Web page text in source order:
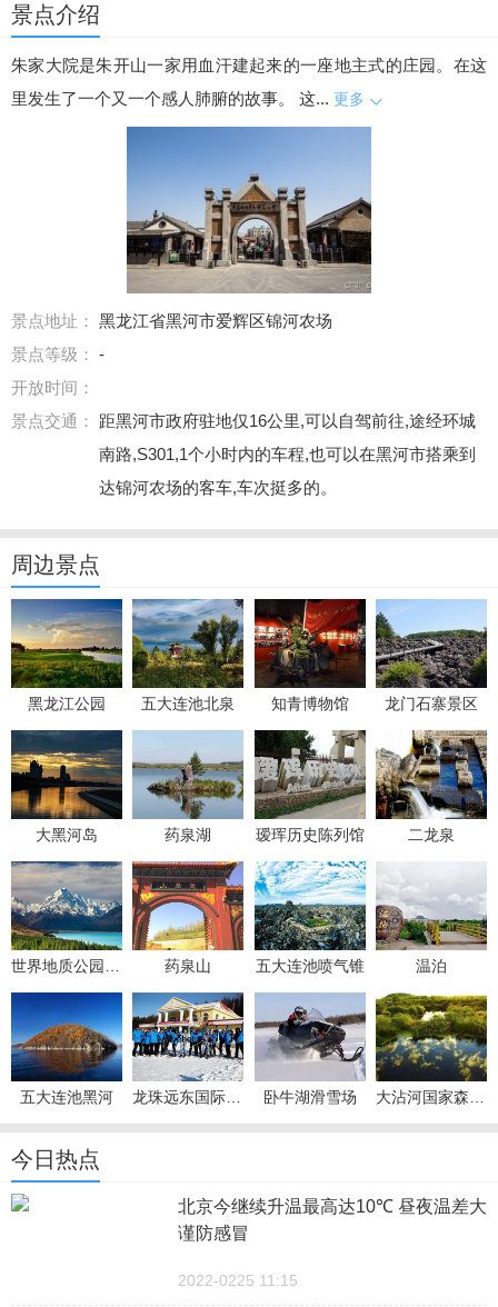
景点介绍
朱家大院是朱开山一家用血汗建起来的一座地主式的庄园。在这
里发生了一个又一个感人肺腑的故事。 这... 更多
景点地址： 黑龙江省黑河市爱辉区锦河农场
景点等级： -
开放时间：
景点交通：
距黑河市政府驻地仅16公里,可以自驾前往,途经环城
南路,S301,1个小时内的车程,也可以在黑河市搭乘到
达锦河农场的客车,车次挺多的。
周边景点
黑龙江公园 五大连池北泉 知青博物馆 龙门石寨景区
大黑河岛 药泉湖 瑷珲历史陈列馆 二龙泉
药泉山 五大连池喷气锥 温泊
五大连池黑河 卧牛湖滑雪场
今日热点
北京今继续升温最高达10℃ 昼夜温差大
谨防感冒
2022-0225 11:15